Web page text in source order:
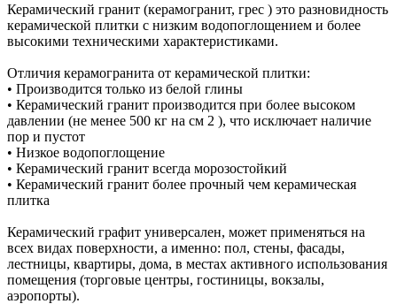
Керамический гранит (керамогранит, грес ) это разновидность
керамической плитки с низким водопоглощением и более
высокими техническими характеристиками.
Отличия керамогранита от керамической плитки:
• Производится только из белой глины
• Керамический гранит производится при более высоком
давлении (не менее 500 кг на см 2 ), что исключает наличие
пор и пустот
• Низкое водопоглощение
• Керамический гранит всегда морозостойкий
• Керамический гранит более прочный чем керамическая
плитка
Керамический графит универсален, может применяться на
всех видах поверхности, а именно: пол, стены, фасады,
лестницы, квартиры, дома, в местах активного использования
помещения (торговые центры, гостиницы, вокзалы,
аэропорты).